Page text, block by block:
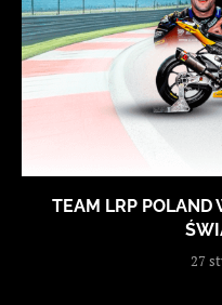
TEAM LRP POLAND
27